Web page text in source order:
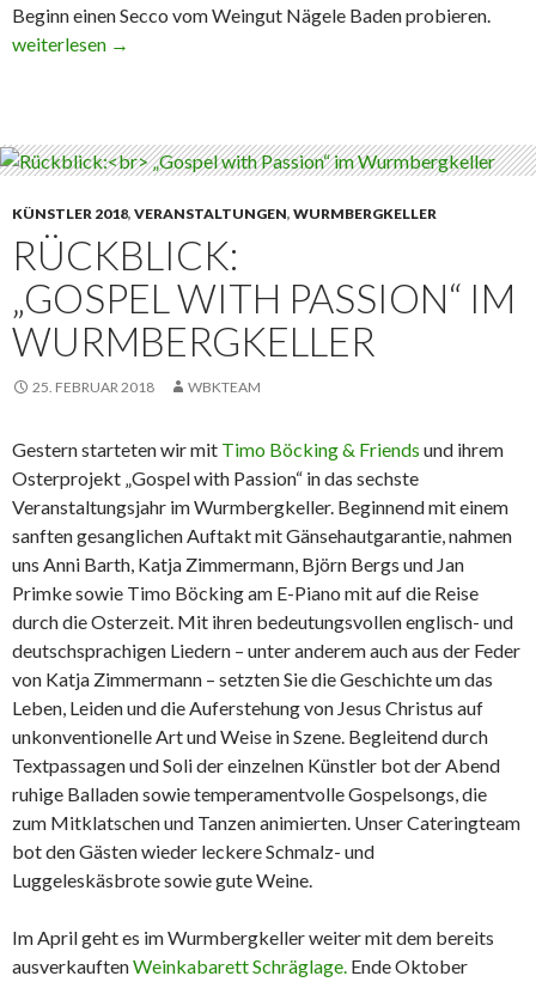
Beginn einen Secco vom Weingut Nägele Baden probieren.
Willkommen zum betreuten Trinken…
weiterlesen →
KÜNSTLER 2018, VERANSTALTUNGEN, WURMBERGKELLER
RÜCKBLICK:
„GOSPEL WITH PASSION“ IM
WURMBERGKELLER
25. FEBRUAR 2018 WBKTEAM
Gestern starteten wir mit Timo Böcking & Friends und ihrem
Osterprojekt „Gospel with Passion“ in das sechste
Veranstaltungsjahr im Wurmbergkeller. Beginnend mit einem
sanften gesanglichen Auftakt mit Gänsehautgarantie, nahmen
uns Anni Barth, Katja Zimmermann, Björn Bergs und Jan
Primke sowie Timo Böcking am E-Piano mit auf die Reise
durch die Osterzeit. Mit ihren bedeutungsvollen englisch- und
deutschsprachigen Liedern – unter anderem auch aus der Feder
von Katja Zimmermann – setzten Sie die Geschichte um das
Leben, Leiden und die Auferstehung von Jesus Christus auf
unkonventionelle Art und Weise in Szene. Begleitend durch
Textpassagen und Soli der einzelnen Künstler bot der Abend
ruhige Balladen sowie temperamentvolle Gospelsongs, die
zum Mitklatschen und Tanzen animierten. Unser Cateringteam
bot den Gästen wieder leckere Schmalz- und
Luggeleskäsbrote sowie gute Weine.
Im April geht es im Wurmbergkeller weiter mit dem bereits
ausverkauftenWeinkabarett Schräglage. Ende Oktober